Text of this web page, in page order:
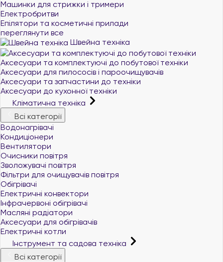
Машинки для стрижки і тримери
Електробритви
Епілятори та косметичні прилади
переглянути все
Швейна техніка
Аксесуари та комплектуючі до побутової техніки
Аксесуари для пилососів і пароочищувачів
Аксесуари та запчастини до техніки
Аксесуари до кухонної техніки
Кліматична техніка
Всі категорії
Водонагрівачі
Кондиціонери
Вентилятори
Очисники повітря
Зволожувачі повітря
Фільтри для очищувачів повітря
Обігрівачі
Електричні конвектори
Інфрачервоні обігрівачі
Масляні радіатори
Аксесуари для обігрівачів
Електричні котли
Інструмент та садова техніка
Всі категорії